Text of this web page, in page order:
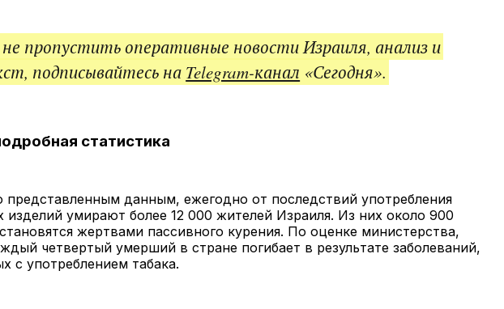
пропустить оперативные новости Израиля, анализ и
подписывайтесь на Telegram-канал «Сегодня».
статистика
представленным данным, ежегодно от последствий употребления
изделий умирают более 12 000 жителей Израиля. Из них около 900
жертвами пассивного курения. По оценке министерства,
четвертый умерший в стране погибает в результате заболеваний,
с употреблением табака.